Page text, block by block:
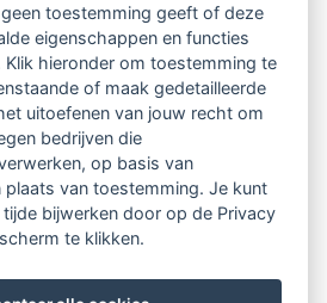
& kennisbank
(LVSC keurmerk)
toestemming geeft of deze
eigenschappen en functies
Klik hieronder om toestemming te
of maak gedetailleerde
uitoefenen van jouw recht om
bedrijven die
op basis van
plaats van toestemming. Je kunt
bijwerken door op de Privacy
te klikken.